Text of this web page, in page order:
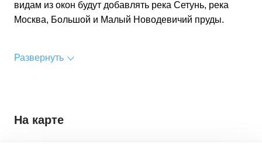
видам из окон будут добавлять река Сетунь, река
Москва, Большой и Малый Новодевичий пруды.
Развернуть
На карте